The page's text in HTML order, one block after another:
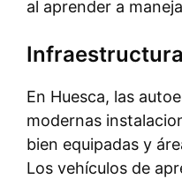
al aprender a
En Huesca, las
modernas
bien equipadas y
Los vehículos de